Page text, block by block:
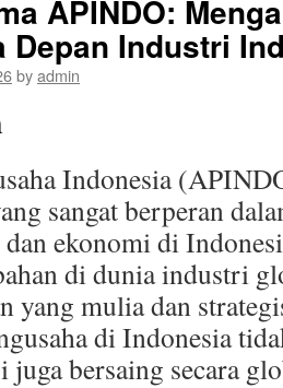
APINDO:
Depan Industri
byadmin
Indonesia
sangat berperan
ekonomi di
di dunia industri
yang mulia dan
di Indonesia
juga bersaing secara